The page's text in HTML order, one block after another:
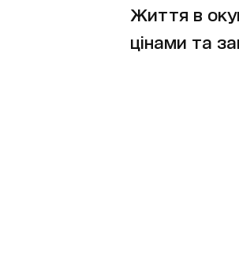
Життя в
цінами та